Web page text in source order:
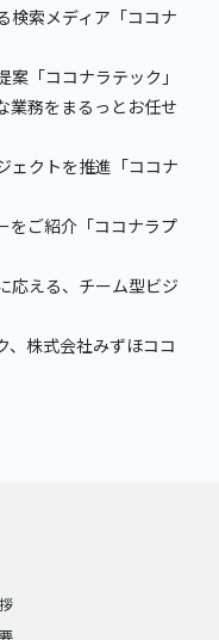
検索メディア「ココナ
「ココナラテック」
業務をまるっとお任せ
ェクトを推進「ココナ
をご紹介「ココナラプ
応える、チーム型ビジ
、株式会社みずほココ